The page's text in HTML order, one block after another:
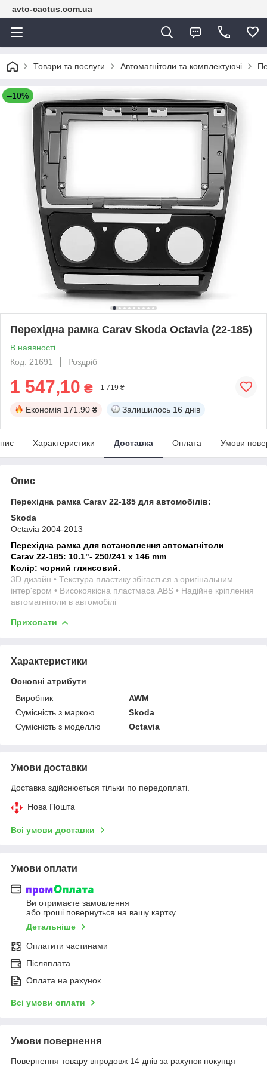
avto-cactus.com.ua
Товари та послуги Автомагнітоли та комплектуючі
–10%
Перехідна рамка Carav Skoda Octavia (22-185)
В наявності
Код: 21691
Роздріб
1 547,10 ₴ 1 719 ₴
Економія 171.90 ₴ Залишилось 16 днів
Характеристики Доставка Оплата Умови
Опис
Перехідна рамка Carav 22-185 для автомобілів:
Skoda
Octavia 2004-2013
Перехідна рамка для встановлення автомагнітоли
Carav 22-185: 10.1"- 250/241 х 146 mm
Колір: чорний глянсовий.
3D дизайн • Текстура пластику збігається з оригінальним
інтер'єром • Високоякісна пластмаса ABS • Надійне кріплення
автомагнітоли в автомобілі
Приховати
Характеристики
Основні атрибути
Виробник
AWM
Сумісність з маркою
Skoda
Сумісність з моделлю
Octavia
Умови доставки
Доставка здійснюється тільки по передоплаті.
Нова Пошта
Всі умови доставки
Умови оплати
Ви отримаєте замовлення
або гроші повернуться на вашу картку
Детальніше
Оплатити частинами
Післяплата
Оплата на рахунок
Всі умови оплати
Умови повернення
Повернення товару впродовж 14 днів за рахунок покупця